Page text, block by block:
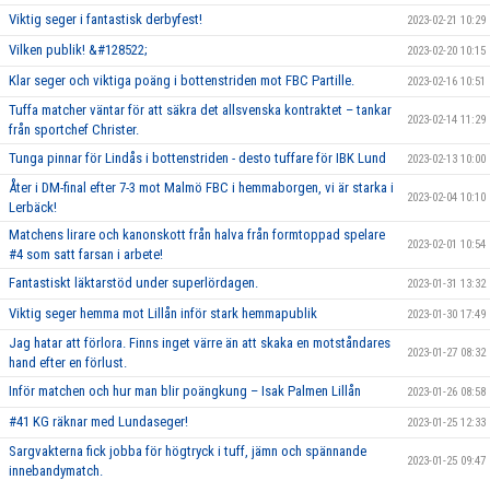
Viktig seger i fantastisk derbyfest! 2023-02-21 10:29
Vilken publik! &#128522; 2023-02-20 10:15
Klar seger och viktiga poäng i bottenstriden mot FBC Partille. 2023-02-16 10:51
Tuffa matcher väntar för att säkra det allsvenska kontraktet – tankar
från sportchef Christer.
2023-02-14 11:29
Tunga pinnar för Lindås i bottenstriden - desto tuffare för IBK Lund 2023-02-13 10:00
Åter i DM-final efter 7-3 mot Malmö FBC i hemmaborgen, vi är starka i
Lerbäck!
2023-02-04 10:10
Matchens lirare och kanonskott från halva från formtoppad spelare
#4 som satt farsan i arbete!
2023-02-01 10:54
Fantastiskt läktarstöd under superlördagen. 2023-01-31 13:32
Viktig seger hemma mot Lillån inför stark hemmapublik 2023-01-30 17:49
Jag hatar att förlora. Finns inget värre än att skaka en motståndares
hand efter en förlust.
2023-01-27 08:32
Inför matchen och hur man blir poängkung – Isak Palmen Lillån 2023-01-26 08:58
#41 KG räknar med Lundaseger! 2023-01-25 12:33
Sargvakterna fick jobba för högtryck i tuff, jämn och spännande
innebandymatch.
2023-01-25 09:47